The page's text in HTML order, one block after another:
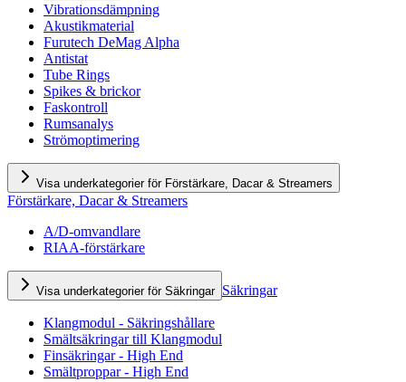
Vibrationsdämpning
Akustikmaterial
Furutech DeMag Alpha
Antistat
Tube Rings
Spikes & brickor
Faskontroll
Rumsanalys
Strömoptimering
Visa underkategorier för Förstärkare, Dacar & Streamers
Förstärkare, Dacar & Streamers
A/D-omvandlare
RIAA-förstärkare
Visa underkategorier för Säkringar Säkringar
Klangmodul - Säkringshållare
Smältsäkringar till Klangmodul
Finsäkringar - High End
Smältproppar - High End